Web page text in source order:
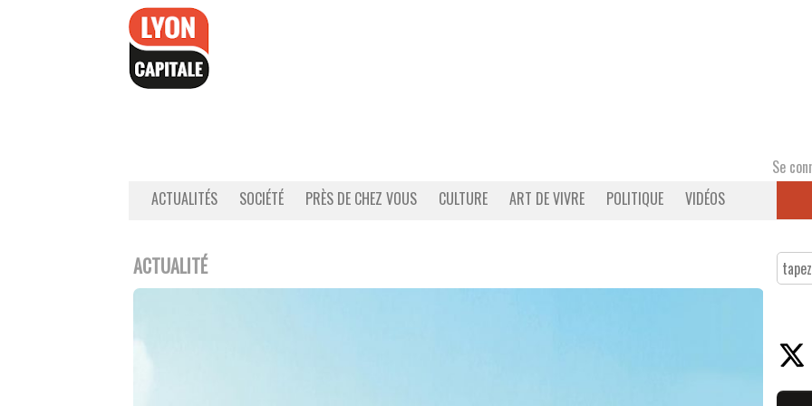
Se
ACTUALITÉS
SOCIÉTÉ PRÈS DE CHEZ VOUS CULTURE ART DE VIVRE POLITIQUE VIDÉOS
ACTUALITÉ